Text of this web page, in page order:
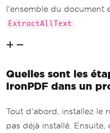
l'ensemble du document
ExtractAllText
Quelles sont les
IronPDF dans un
Tout d'abord, installez le
pas déjà installé.